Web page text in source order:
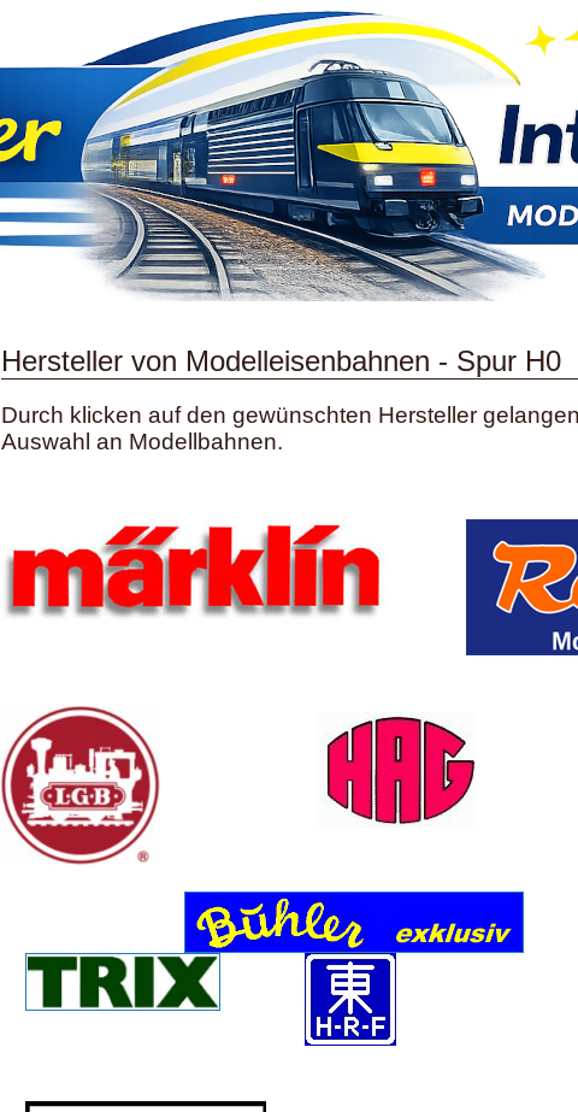
Hersteller von Modelleisenbahnen - Spur H0
Durch klicken auf den gewünschten Hersteller
Auswahl an Modellbahnen.